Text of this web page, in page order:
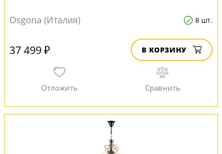
Osgona (Италия) 8 шт.
37 499 ₽ В КОРЗИНУ